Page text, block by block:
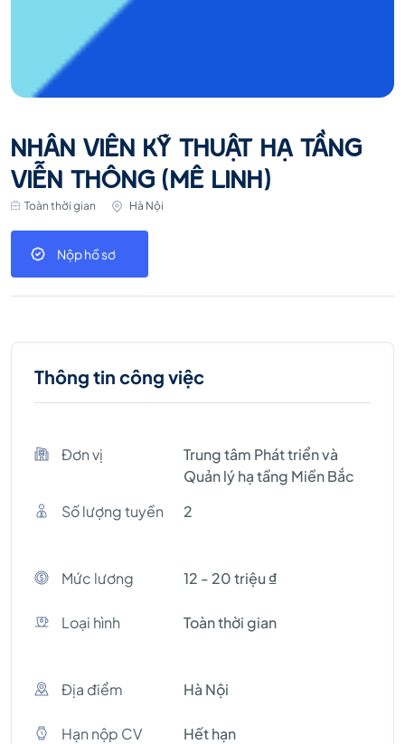
NHÂN VIÊN KỸ THUẬT HẠ TẦNG
VIỄN THÔNG (MÊ LINH)
Toàn thời gian Hà Nội
Nộp hồ sơ
Thông tin công việc
Đơn vị
Trung tâm Phát triển và
Quản lý hạ tầng Miền Bắc
Số lượng tuyền
2
Mức lương 12 - 20 triệu ₫
Loại hình Toàn thời gian
Địa điểm Hà Nội
Hạn nộp CV Hết hạn